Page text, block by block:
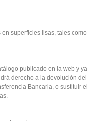
superficies lisas, tales como
publicado en la web y ya
derecho a la devolución del
Bancaria, o sustituir el